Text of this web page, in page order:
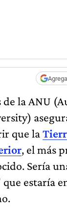
de la ANU
que la
, el más
Sería
que estaría